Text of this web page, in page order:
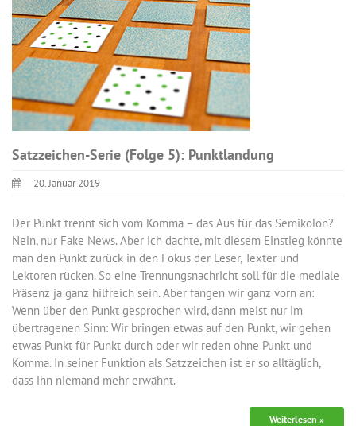
Satzzeichen-Serie (Folge 5): Punktlandung
20. Januar 2019
Der Punkt trennt sich vom Komma – das Aus für das Semikolon?
Nein, nur Fake News. Aber ich dachte, mit diesem Einstieg könnte
man den Punkt zurück in den Fokus der Leser, Texter und
Lektoren rücken. So eine Trennungsnachricht soll für die mediale
Präsenz ja ganz hilfreich sein. Aber fangen wir ganz vorn an:
Wenn über den Punkt gesprochen wird, dann meist nur im
übertragenen Sinn: Wir bringen etwas auf den Punkt, wir gehen
etwas Punkt für Punkt durch oder wir reden ohne Punkt und
Komma. In seiner Funktion als Satzzeichen ist er so alltäglich,
dass ihn niemand mehr erwähnt.
Weiterlesen »